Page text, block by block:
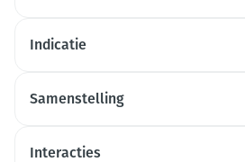
Indicatie
Samenstelling
Interacties